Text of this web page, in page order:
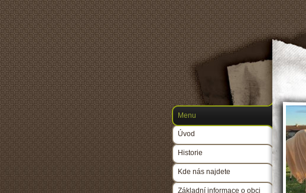
Menu
Úvod
Historie
Kde nás najdete
Základní informace o obci